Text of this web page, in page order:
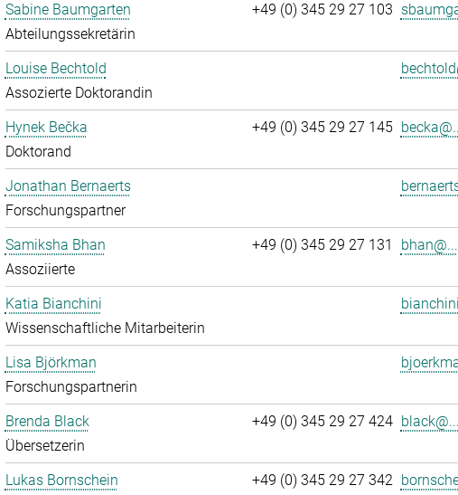
Sabine Baumgarten
Abteilungssekretärin
+49 (0) 345 29 27 103
Louise Bechtold
Assozierte Doktorandin
Hynek Bečka
Doktorand
+49 (0) 345 29 27 145
Jonathan Bernaerts
Forschungspartner
Samiksha Bhan
Assoziierte
+49 (0) 345 29 27 131 bhan@...
Katia Bianchini
Wissenschaftliche Mitarbeiterin
Lisa Björkman
Forschungspartnerin
Brenda Black
Übersetzerin
+49 (0) 345 29 27 424 black@...
Lukas Bornschein
+49 (0) 345 29 27 342